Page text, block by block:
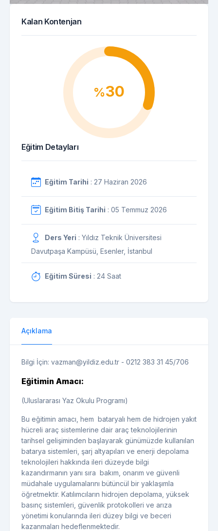
Kalan Kontenjan
%30
Eğitim Detayları
Eğitim Tarihi : 27 Haziran 2026
Eğitim Bitiş Tarihi : 05 Temmuz 2026
Ders Yeri : Yıldız Teknik Üniversitesi
Davutpaşa Kampüsü, Esenler, İstanbul
Eğitim Süresi : 24 Saat
Açıklama
Bilgi İçin: vazman@yildiz.edu.tr - 0212 383 31 45/706
Eğitimin Amacı:
(Uluslararası Yaz Okulu Programı)
Bu eğitimin amacı, hem bataryalı hem de hidrojen yakıt
hücreli araç sistemlerine dair araç teknolojilerinin
tarihsel gelişiminden başlayarak günümüzde kullanılan
batarya sistemleri, şarj altyapıları ve enerji depolama
teknolojileri hakkında ileri düzeyde bilgi
kazandırmanın yanı sıra bakım, onarım ve güvenli
müdahale uygulamalarını bütüncül bir yaklaşımla
öğretmektir. Katılımcıların hidrojen depolama, yüksek
basınç sistemleri, güvenlik protokolleri ve arıza
yönetimi konularında ileri düzey bilgi ve beceri
kazanmaları hedeflenmektedir.